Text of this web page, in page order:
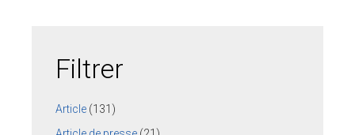
Filtrer
Article (131)